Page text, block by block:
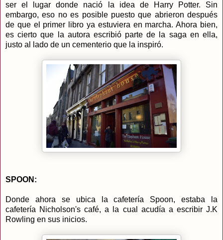
ser el lugar donde nació la idea de Harry Potter. Sin
embargo, eso no es posible puesto que abrieron después
de que el primer libro ya estuviera en marcha. Ahora bien,
es cierto que la autora escribió parte de la saga en ella,
justo al lado de un cementerio que la inspiró.
SPOON:
Donde ahora se ubica la cafetería Spoon, estaba la
cafetería Nicholson's café, a la cual acudía a escribir J.K
Rowling en sus inicios.